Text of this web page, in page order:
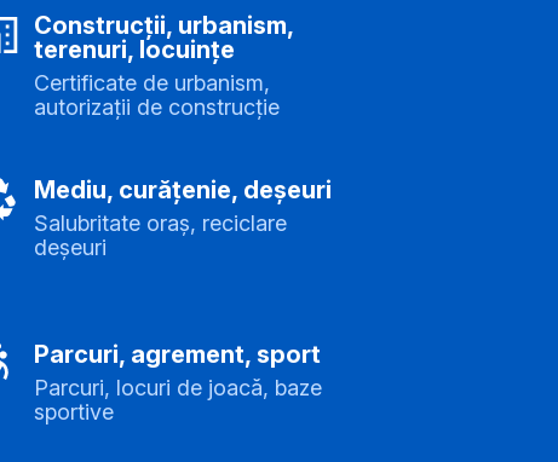
Construcții, urbanism,
terenuri, locuințe
Certificate de urbanism,
autorizații de construcție
Mediu, curățenie, deșeuri
Salubritate oraș, reciclare
deșeuri
Parcuri, agrement, sport
Parcuri, locuri de joacă, baze
sportive